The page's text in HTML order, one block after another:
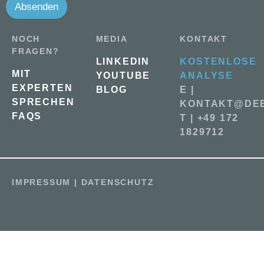
Absenden
NOCH
FRAGEN?
MIT
EXPERTEN
SPRECHEN
FAQS
MEDIA
LINKEDIN
YOUTUBE
BLOG
KONTAKT
KOSTENLOSE
ANALYSE
E |
T | +49 172
1829712
IMPRESSUM | DATENSCHUTZ